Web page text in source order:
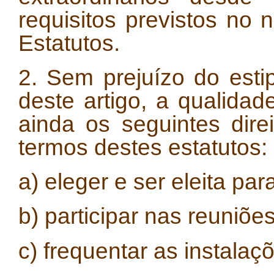
requisitos previstos no
Estatutos.
2. Sem prejuízo do
deste artigo, a
ainda os seguintes
termos destes estatutos:
a) eleger e ser eleita
b) participar nas
c) frequentar as